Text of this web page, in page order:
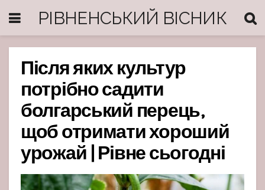
РІВНЕНСЬКИЙ ВІСНИК
Після яких культур
потрібно садити
болгарський перець,
щоб отримати хороший
урожай | Рівне сьогодні